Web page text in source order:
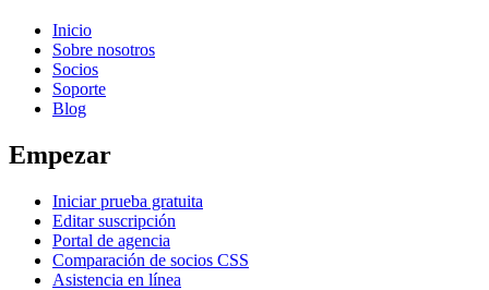
Inicio
Sobre nosotros
Socios
Soporte
Blog
Empezar
Iniciar prueba gratuita
Editar suscripción
Portal de agencia
Comparación de socios CSS
Asistencia en línea